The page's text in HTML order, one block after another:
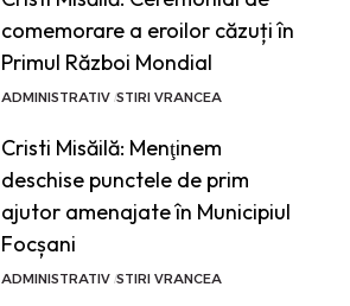
comemorare a eroilor căzuți în
Primul Război Mondial
ADMINISTRATIV STIRI VRANCEA
Cristi Misăilă: Menţinem
deschise punctele de prim
ajutor amenajate în Municipiul
Focșani
ADMINISTRATIV STIRI VRANCEA